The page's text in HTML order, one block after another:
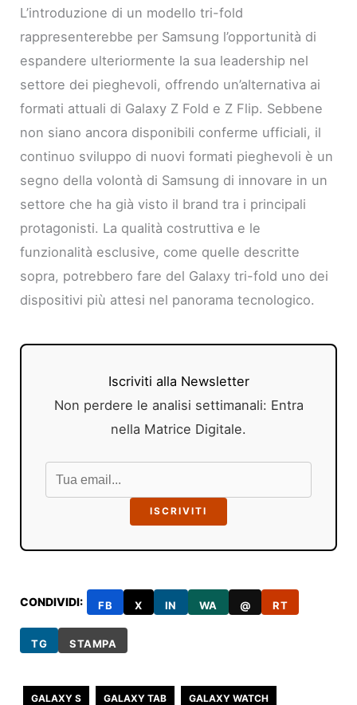
L’introduzione di un modello tri-fold
rappresenterebbe per Samsung l’opportunità di
espandere ulteriormente la sua leadership nel
settore dei pieghevoli, offrendo un’alternativa ai
formati attuali di Galaxy Z Fold e Z Flip. Sebbene
non siano ancora disponibili conferme ufficiali, il
continuo sviluppo di nuovi formati pieghevoli è un
segno della volontà di Samsung di innovare in un
settore che ha già visto il brand tra i principali
protagonisti. La qualità costruttiva e le
funzionalità esclusive, come quelle descritte
sopra, potrebbero fare del Galaxy tri-fold uno dei
dispositivi più attesi nel panorama tecnologico.
Iscriviti alla Newsletter
Non perdere le analisi settimanali: Entra
nella Matrice Digitale.
ISCRIVITI
CONDIVIDI: FB X IN WA @ RT
TG STAMPA
GALAXY S GALAXY TAB GALAXY WATCH